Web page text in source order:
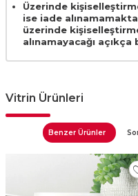
Üzerinde
ise iade
üzerinde
alınamayacağı
Vitrin Ürünleri
Benzer Ürünler